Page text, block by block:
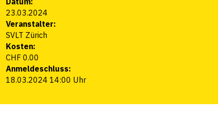
23.03.2024
Veranstalter:
SVLT Zürich
Kosten:
CHF 0.00
Anmeldeschluss:
18.03.2024 14:00 Uhr